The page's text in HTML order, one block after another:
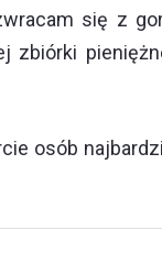
się z
zbiórki
osób